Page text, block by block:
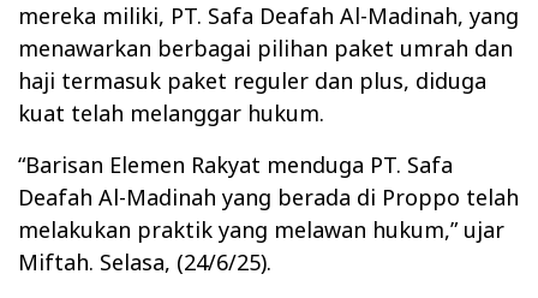
mereka miliki, PT. Safa Deafah Al-Madinah, yang
menawarkan berbagai pilihan paket umrah dan
haji termasuk paket reguler dan plus, diduga
kuat telah melanggar hukum.
“Barisan Elemen Rakyat menduga PT. Safa
Deafah Al-Madinah yang berada di Proppo telah
melakukan praktik yang melawan hukum,” ujar
Miftah. Selasa, (24/6/25).